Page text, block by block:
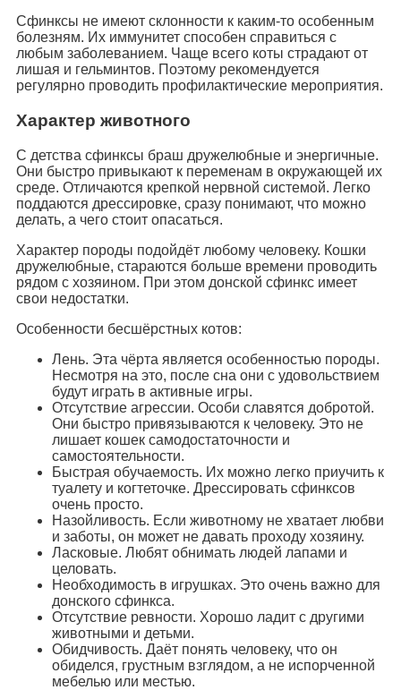
Сфинксы не имеют склонности к каким-то особенным
болезням. Их иммунитет способен справиться с
любым заболеванием. Чаще всего коты страдают от
лишая и гельминтов. Поэтому рекомендуется
регулярно проводить профилактические мероприятия.
Характер животного
С детства сфинксы браш дружелюбные и энергичные.
Они быстро привыкают к переменам в окружающей их
среде. Отличаются крепкой нервной системой. Легко
поддаются дрессировке, сразу понимают, что можно
делать, а чего стоит опасаться.
Характер породы подойдёт любому человеку. Кошки
дружелюбные, стараются больше времени проводить
рядом с хозяином. При этом донской сфинкс имеет
свои недостатки.
Особенности бесшёрстных котов:
Лень. Эта чёрта является особенностью породы.
Несмотря на это, после сна они с удовольствием
будут играть в активные игры.
Отсутствие агрессии. Особи славятся добротой.
Они быстро привязываются к человеку. Это не
лишает кошек самодостаточности и
самостоятельности.
Быстрая обучаемость. Их можно легко приучить к
туалету и когтеточке. Дрессировать сфинксов
очень просто.
Назойливость. Если животному не хватает любви
и заботы, он может не давать проходу хозяину.
Ласковые. Любят обнимать людей лапами и
целовать.
Необходимость в игрушках. Это очень важно для
донского сфинкса.
Отсутствие ревности. Хорошо ладит с другими
животными и детьми.
Обидчивость. Даёт понять человеку, что он
обиделся, грустным взглядом, а не испорченной
мебелью или местью.